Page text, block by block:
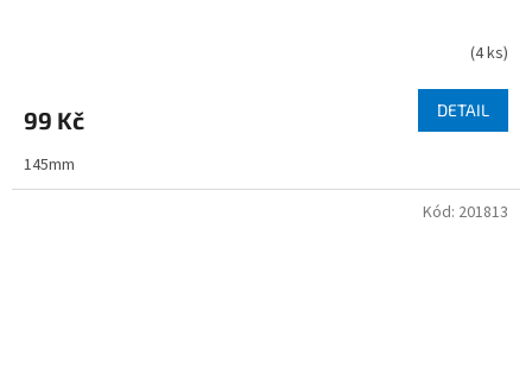
(4 ks)
99 Kč DETAIL
145mm
Kód: 201813